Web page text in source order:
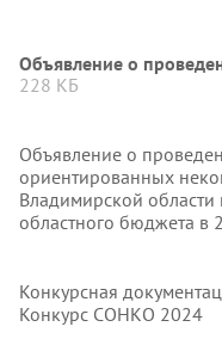
Объявление о
228 КБ
Объявление о
ориентированных
Владимирской
областного бюджета в
Конкурсная
Конкурс СОНКО 2024